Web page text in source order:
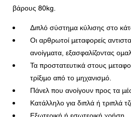
βάρους 80kg.
Διπλό σύστημα κύλισης στο
Οι αρθρωτοί μεταφορείς
ανοίγματα, εξασφαλίζοντας
Τα προστατευτικά στους
τρίξιμο από το μηχανισμό.
Πάνελ που ανοίγουν προς τα
Κατάλληλο για διπλά ή τριπλά
CAPTCHA
Συγκατάθεση για την προστασία